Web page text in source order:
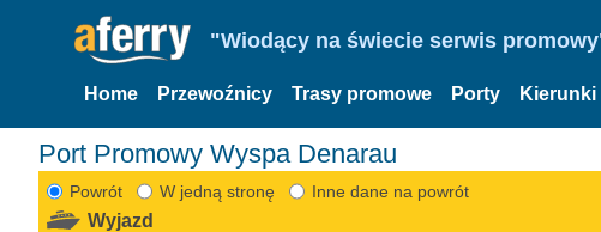
"Wiodący na świecie serwis
Home Przewoźnicy Trasy promowe Porty Kierunki
Port Promowy Wyspa Denarau
Powrót W jedną stronę Inne dane na powrót
Wyjazd